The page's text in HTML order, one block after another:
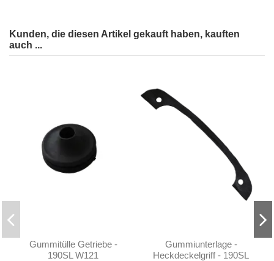
Kunden, die diesen Artikel gekauft haben, kauften
auch ...
Gummitülle Getriebe -
190SL W121
Gummiunterlage -
Heckdeckelgriff - 190SL